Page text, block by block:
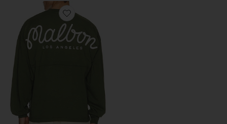
Favorite ФУТБОЛКА